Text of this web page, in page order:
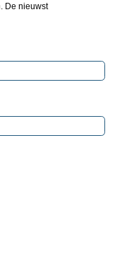
De nieuwst